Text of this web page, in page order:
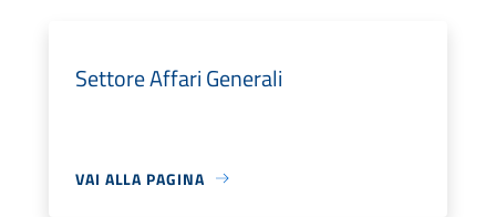
Settore Affari Generali
VAI ALLA PAGINA